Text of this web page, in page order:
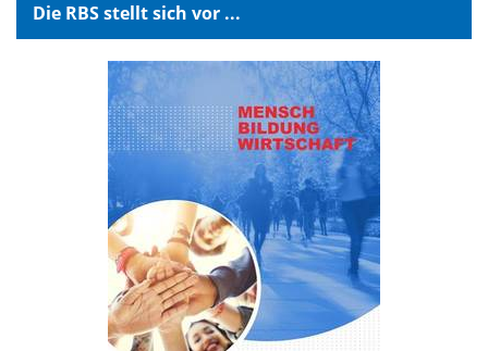
Die RBS stellt sich vor ...